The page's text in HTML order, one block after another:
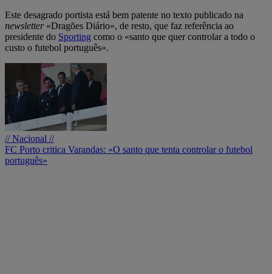
Este desagrado portista está bem patente no texto publicado na
newsletter «Dragões Diário», de resto, que faz referência ao
presidente do Sporting como o «santo que quer controlar a todo o
custo o futebol português».
// Nacional //
FC Porto critica Varandas: «O santo que tenta controlar o futebol
português»